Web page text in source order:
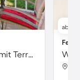
Kinderfreundliches Ferienhaus mit Terrasse und Garten | Haustierfreundlich
ab